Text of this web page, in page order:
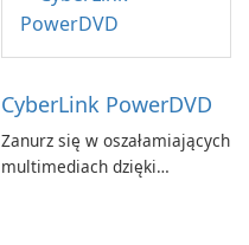
CyberLink PowerDVD
Zanurz się w oszałamiających
multimediach dzięki